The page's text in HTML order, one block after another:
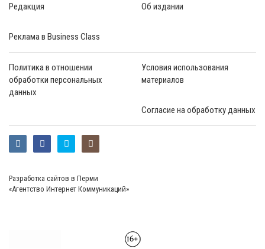
Редакция Об издании
Реклама в Business Class
Политика в отношении
обработки персональных
данных
Условия использования
материалов
Согласие на обработку данных
Разработка сайтов в Перми
«Агентство Интернет Коммуникаций»